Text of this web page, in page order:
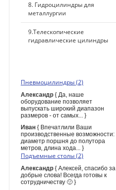
8. Гидроцилиндры для
металлургии
9.Телескопические
гидравлические цилиндры
Пневмоцилиндры (2)
Александр { Да, наше
оборудование позволяет
выпускать широкий диапазон
размеров - от самых... }
Иван { Впечатлили Ваши
производственные возможности:
диаметр поршня до полутора
метров, длина хода... }
Подъемные столы (2)
Александр { Алексей, спасибо за
добрые слова! Всегда готовы к
сотрудничеству 🙂 }